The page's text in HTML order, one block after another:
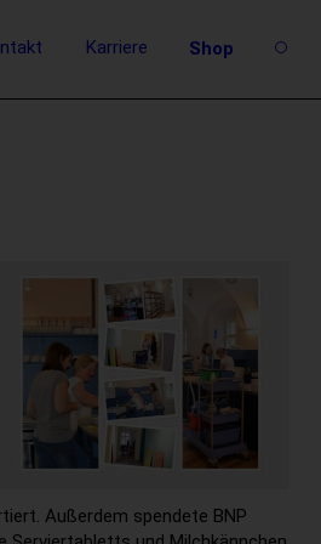
Karriere Shop
Außerdem spendete BNP